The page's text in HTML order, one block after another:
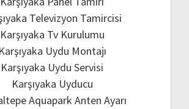
Televizyon Tamircisi
Karşıyaka Tv Kurulumu
Karşıyaka Uydu Montajı
Karşıyaka Uydu Servisi
Karşıyaka Uyducu
Aquapark Anten Ayarı